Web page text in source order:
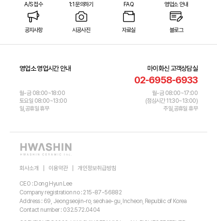
A/S 접수 1:1 문의하기 FAQ 영업소 안내
공지사항 시공사진 자료실 블로그
영업소 영업시간 안내
월-금 08:00~18:00
토요일 08:00~13:00
일,공휴일 휴무
마이화신 고객상담실
02-6958-6933
월-금 08:00~17:00
(점심시간 11:30~13:00)
주일,공휴일 휴무
회사소개 이용약관 개인정보취급방침
CEO : Dong Hyun Lee
Company registration no : 215-87-56882
Address : 69, Jeongseojin-ro, seohae-gu, Incheon, Republic of Korea
Contact number : 032.572.0404